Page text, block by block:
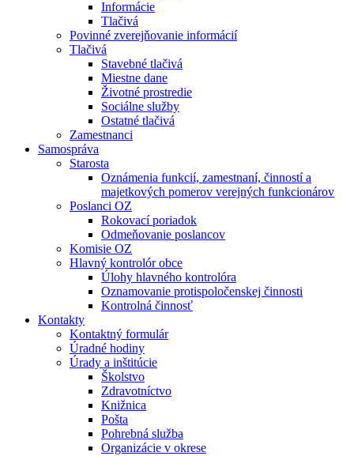
Informácie
Tlačivá
Povinné zverejňovanie informácií
Tlačivá
Stavebné tlačivá
Miestne dane
Životné prostredie
Sociálne služby
Ostatné tlačivá
Zamestnanci
Samospráva
Starosta
Oznámenia funkcií, zamestnaní, činností a
majetkových pomerov verejných funkcionárov
Poslanci OZ
Rokovací poriadok
Odmeňovanie poslancov
Komisie OZ
Hlavný kontrolór obce
Úlohy hlavného kontrolóra
Oznamovanie protispoločenskej činnosti
Kontrolná činnosť
Kontakty
Kontaktný formulár
Úradné hodiny
Úrady a inštitúcie
Školstvo
Zdravotníctvo
Knižnica
Pošta
Pohrebná služba
Organizácie v okrese